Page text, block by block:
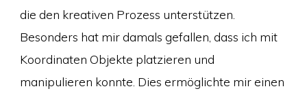
die den kreativen Prozess unterstützen.
Besonders hat mir damals gefallen, dass ich mit
Koordinaten Objekte platzieren und
manipulieren konnte. Dies ermöglichte mir einen